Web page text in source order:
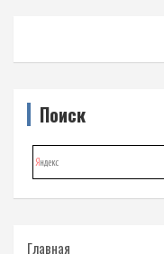
Поиск
Главная